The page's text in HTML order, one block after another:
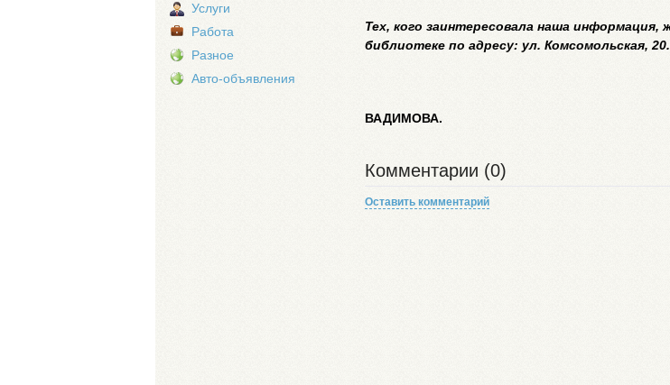
Услуги
Работа
Разное
Авто-объявления
Тех, кого заинтересовала наша информация,
библиотеке по адресу: ул. Комсомольская, 20.
ВАДИМОВА.
Комментарии (0)
Оставить комментарий